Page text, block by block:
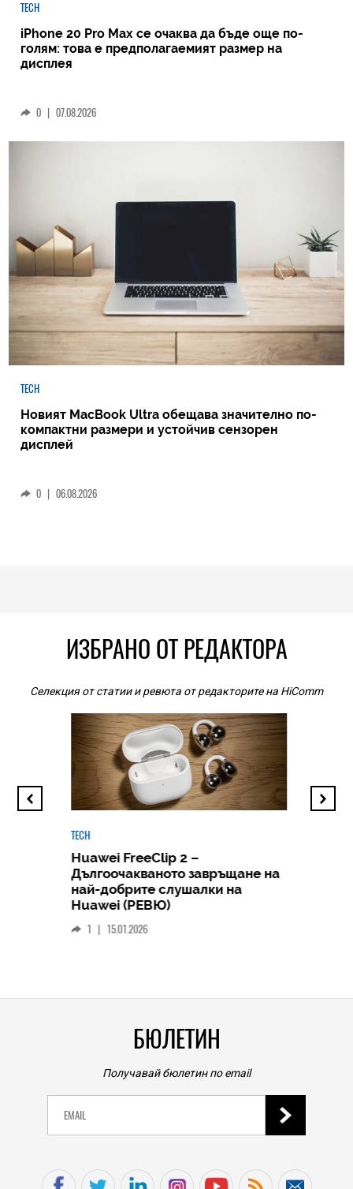
TECH
iPhone 20 Pro Max се очаква да бъде още по-
голям: това е предполагаемият размер на
дисплея
0 07.08.2026
TECH
Новият MacBook Ultra обещава значително по-
компактни размери и устойчив сензорен
дисплей
0 | 06.08.2026
ИЗБРАНО ОТ РЕДАКТОРА
Селекция от статии и ревюта от редакторите на HiComm
TECH
Huawei FreeClip 2 –
Дългоочакваното завръщане на
най-добрите слушалки на
Huawei (РЕВЮ)
1 15.01.2026
БЮЛЕТИН
Получавай бюлетин по email